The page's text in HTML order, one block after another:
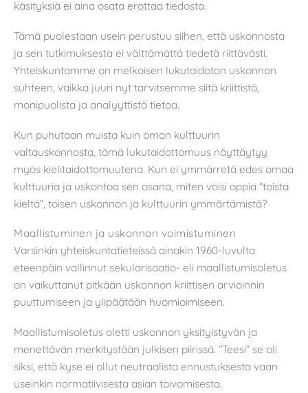
käsityksiä ei aina osata erottaa tiedosta.
Tämä puolestaan usein perustuu siihen, että uskonnosta
ja sen tutkimuksesta ei välttämättä tiedetä riittävästi.
Yhteiskuntamme on melkoisen lukutaidoton uskonnon
suhteen, vaikka juuri nyt tarvitsemme siitä kriittistä,
monipuolista ja analyyttistä tietoa.
Kun puhutaan muista kuin oman kulttuurin
valtauskonnosta, tämä lukutaidottomuus näyttäytyy
myös kielitaidottomuutena. Kun ei ymmärretä edes omaa
kulttuuria ja uskontoa sen osana, miten voisi oppia ”toista
kieltä”, toisen uskonnon ja kulttuurin ymmärtämistä?
Maallistuminen ja uskonnon voimistuminen
Varsinkin yhteiskuntatieteissä ainakin 1960-luvulta
eteenpäin vallinnut sekularisaatio- eli maallistumisoletus
on vaikuttanut pitkään uskonnon kriittisen arvioinnin
puuttumiseen ja ylipäätään huomioimiseen.
Maallistumisoletus oletti uskonnon yksityistyvän ja
menettävän merkitystään julkisen piirissä. ”Teesi” se oli
siksi, että kyse ei ollut neutraalista ennustuksesta vaan
useinkin normatiivisesta asian toivomisesta.